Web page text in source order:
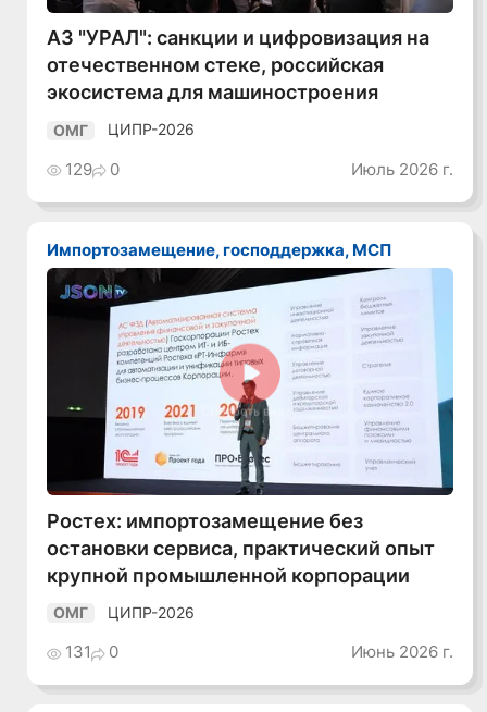
АЗ "УРАЛ": санкции и цифровизация на
отечественном стеке, российская
экосистема для машиностроения
ОМГ ЦИПР-2026
129 0 Июль 2026 г.
Импортозамещение, господдержка, МСП
Смотреть видео
Ростех: импортозамещение без
остановки сервиса, практический опыт
крупной промышленной корпорации
ОМГ ЦИПР-2026
131 0 Июнь 2026 г.